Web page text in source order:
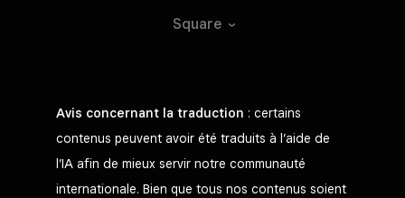
Square
Avis concernant la traduction : certains
contenus peuvent avoir été traduits à l’aide de
l’IA afin de mieux servir notre communauté
internationale. Bien que tous nos contenus soient